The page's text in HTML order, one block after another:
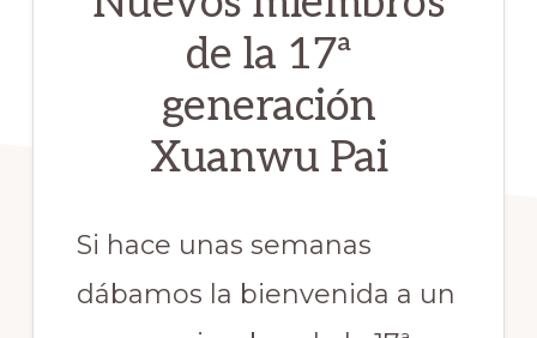
de la 17ª
generación
Xuanwu Pai
Si hace unas semanas
dábamos la bienvenida a un